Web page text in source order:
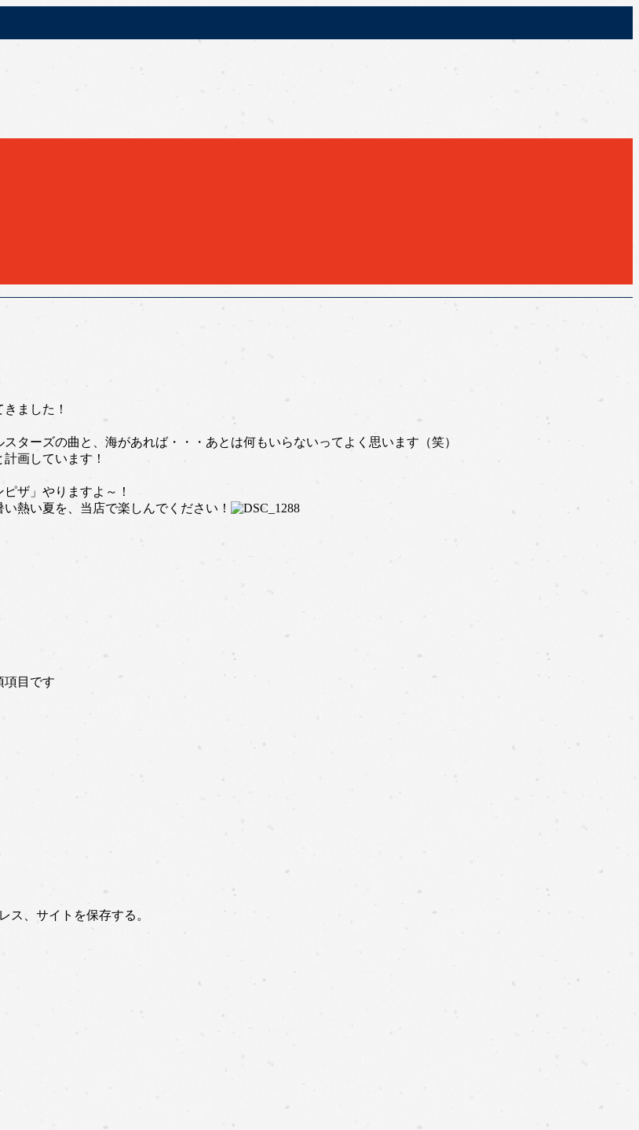
ました！
ターズの曲と、海があれば・・・あとは何もいらないってよく思います（笑）
画しています！
ザ」やりますよ～！
熱い夏を、当店で楽しんでください！
項目です
ス、サイトを保存する。